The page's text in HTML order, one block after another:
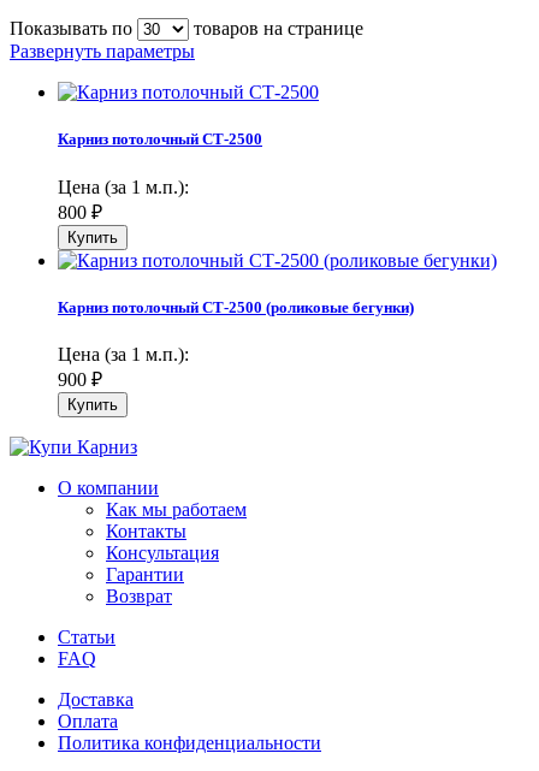
Показывать по
товаров на странице
Развернуть параметры
Карниз потолочный СТ-2500
Цена (за 1 м.п.):
800 ₽
Карниз потолочный СТ-2500 (роликовые бегунки)
Цена (за 1 м.п.):
900 ₽
О компании
Как мы работаем
Контакты
Консультация
Гарантии
Возврат
Статьи
FAQ
Доставка
Оплата
Политика конфиденциальности